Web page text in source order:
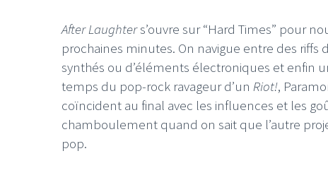
After Laughters’ouvre sur “Hard Times” pour
prochaines minutes. On navigue entre des
synthés ou d’éléments électroniques et enfin
temps du pop-rock ravageur d’un Riot!,
coïncident au final avec les influences et les
chamboulement quand on sait que l’autre
pop.
LE GROS RIFFIFI
LE GROS RIFFIFI –
Christmas Riffifi 2025 !!!
LE GROS RIFFIFI
LE
The